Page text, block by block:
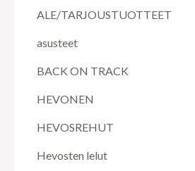
ALE/TARJOUSTUOTTEET
asusteet
BACK ON TRACK
HEVONEN
HEVOSREHUT
Hevosten lelut